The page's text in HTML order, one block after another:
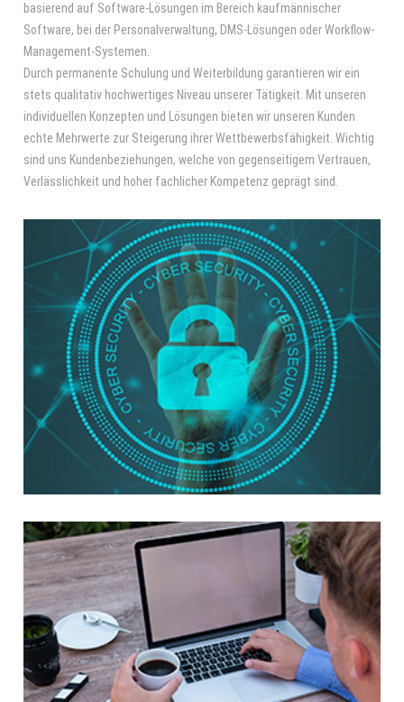
basierend auf Software-Lösungen im Bereich kaufmännischer
Software, bei der Personalverwaltung, DMS-Lösungen oder Workflow-
Management-Systemen.
Durch permanente Schulung und Weiterbildung garantieren wir ein
stets qualitativ hochwertiges Niveau unserer Tätigkeit. Mit unseren
individuellen Konzepten und Lösungen bieten wir unseren Kunden
echte Mehrwerte zur Steigerung ihrer Wettbewerbsfähigkeit. Wichtig
sind uns Kundenbeziehungen, welche von gegenseitigem Vertrauen,
Verlässlichkeit und hoher fachlicher Kompetenz geprägt sind.